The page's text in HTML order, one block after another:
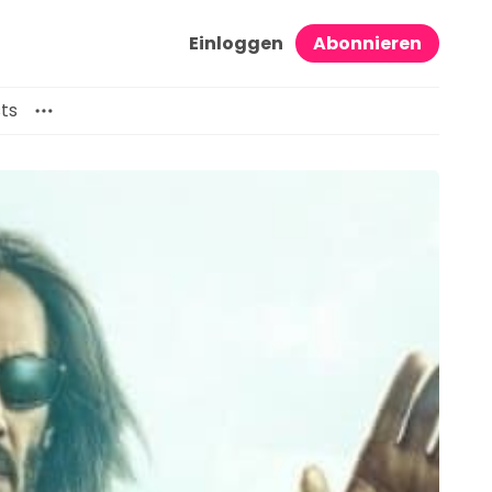
Einloggen Abonnieren